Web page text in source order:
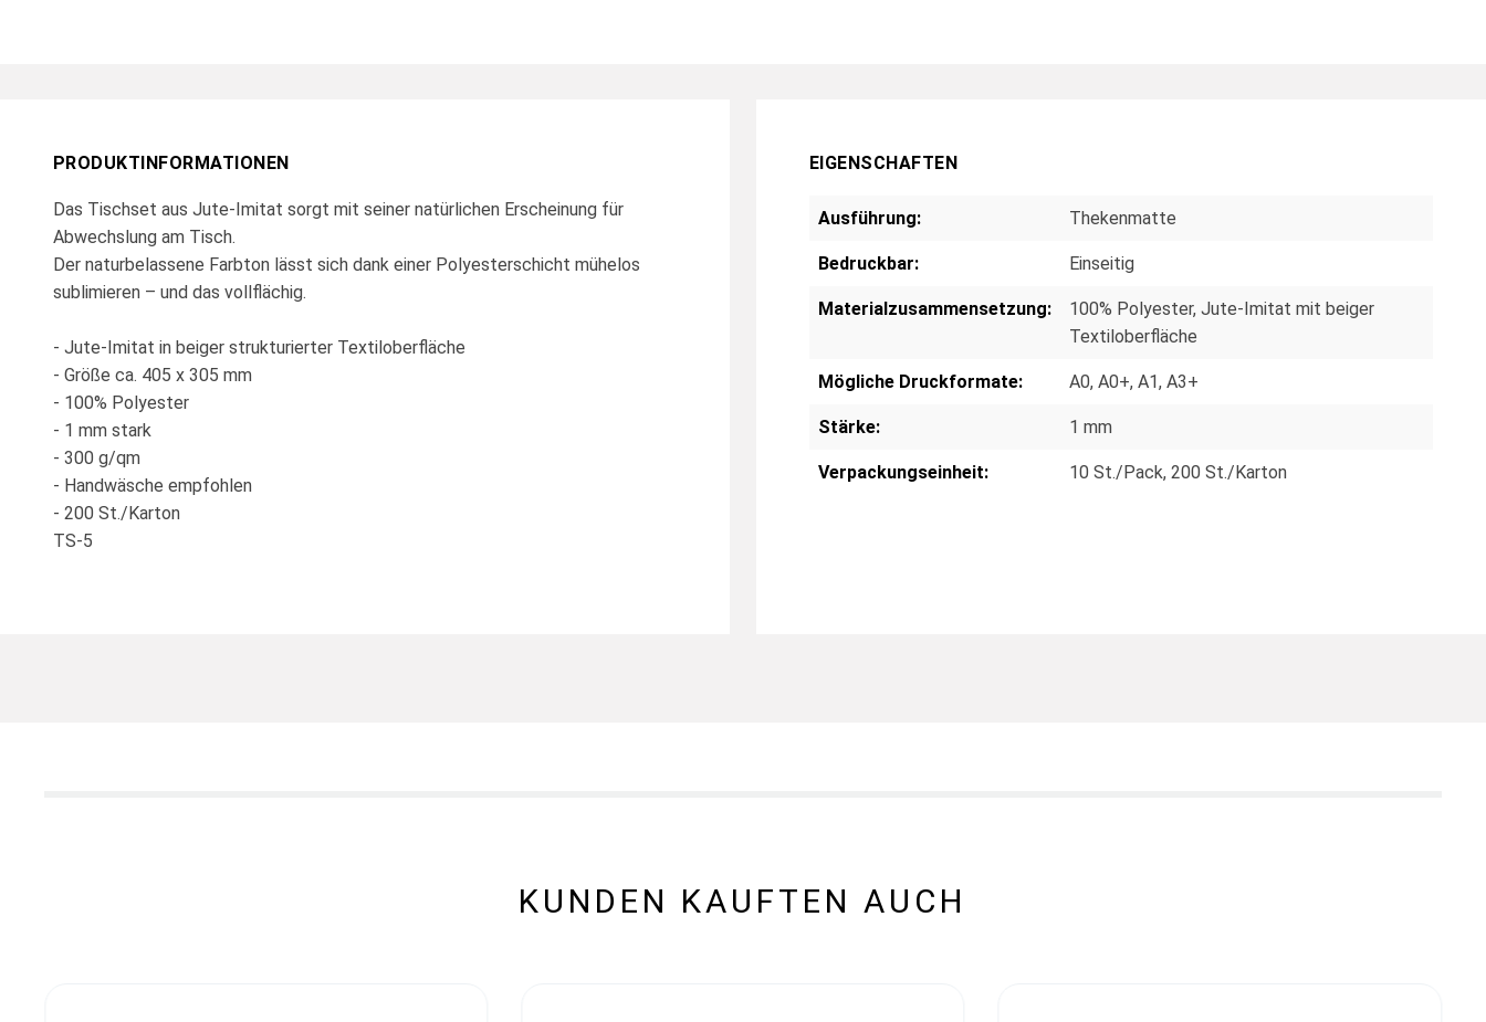
PRODUKTINFORMATIONEN
Das Tischset aus Jute-Imitat sorgt mit seiner natürlichen Erscheinung für
Abwechslung am Tisch.
Der naturbelassene Farbton lässt sich dank einer Polyesterschicht mühelos
sublimieren – und das vollflächig.
- Jute-Imitat in beiger strukturierter Textiloberfläche
- Größe ca. 405 x 305 mm
- 100% Polyester
- 1 mm stark
- 300 g/qm
- Handwäsche empfohlen
- 200 St./Karton
TS-5
EIGENSCHAFTEN
Ausführung: Thekenmatte
Bedruckbar: Einseitig
Materialzusammensetzung: 100% Polyester, Jute-Imitat mit beiger
Textiloberfläche
Mögliche Druckformate: A0, A0+, A1, A3+
Stärke: 1 mm
Verpackungseinheit: 10 St./Pack, 200 St./Karton
KUNDEN KAUFTEN AUCH